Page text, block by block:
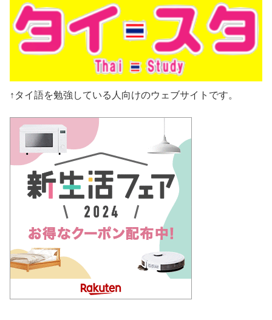
↑タイ語を勉強している人向けのウェブサイトです。